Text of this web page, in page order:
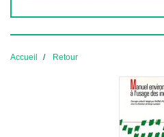
Accueil Retour